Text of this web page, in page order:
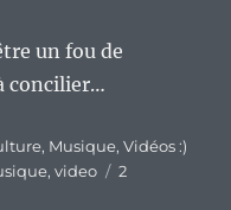
un fou de
concilier…
, Musique,Vidéos :)
,video
2